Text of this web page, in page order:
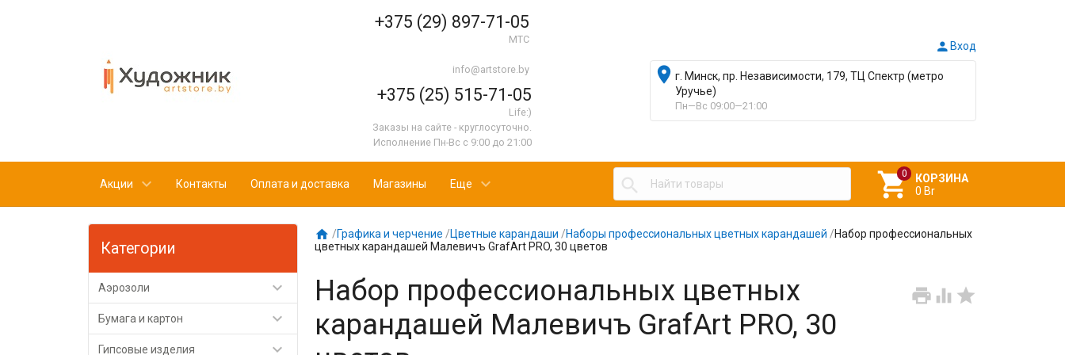
+375 (29) 897-71-05
МТС
info@artstore.by
+375 (25) 515-71-05
Life:)
Заказы на сайте - круглосуточно.
Исполнение Пн-Вс с 9:00 до 21:00
Вход
г. Минск, пр. Независимости, 179, ТЦ Спектр (метро
Уручье)
Пн—Вс 09:00—21:00
Акции Контакты Оплата и доставка Магазины Еще  
КОРЗИНА
0 Br
Категории
Аэрозоли 
Бумага и картон 
Гипсовые изделия 
 /Графика и черчение /Цветные карандаши /Наборы профессиональных цветных карандашей /Набор профессиональных
цветных карандашей Малевичъ GrafArt PRO, 30 цветов
  
Набор профессиональных цветных
карандашей Малевичъ GrafArt PRO, 30